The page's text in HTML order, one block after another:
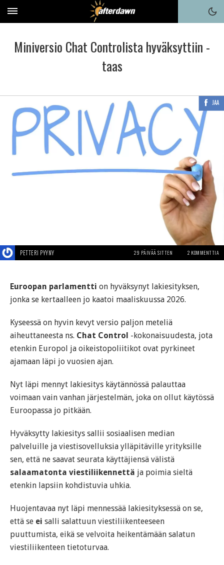
Miniversio Chat Controlista hyväksyttiin -
taas
JAA
PETTERI PYYNY 29 PÄIVÄÄ SITTEN 2 KOMMENTTIA
Euroopan parlamentti on hyväksynyt lakiesityksen,
jonka se kertaalleen jo kaatoi maaliskuussa 2026.
Kyseessä on hyvin kevyt versio paljon meteliä
aiheuttaneesta ns. Chat Control -kokonaisuudesta, jota
etenkin Europol ja oikeistopoliitikot ovat pyrkineet
ajamaan läpi jo vuosien ajan.
Nyt läpi mennyt lakiesitys käytännössä palauttaa
voimaan vain vanhan järjestelmän, joka on ollut käytössä
Euroopassa jo pitkään.
Hyväksytty lakiesitys sallii sosiaalisen median
palveluille ja viestisovelluksia ylläpitäville yrityksille
sen, että ne saavat seurata käyttäjiensä välistä
salaamatonta viestiliikennettä ja poimia sieltä
etenkin lapsiin kohdistuvia uhkia.
Huojentavaa nyt läpi mennessää lakiesityksessä on se,
että se ei salli salattuun viestiliikenteeseen
puuttumista, eikä se velvoita heikentämään salatun
viestiliikenteen tietoturvaa.